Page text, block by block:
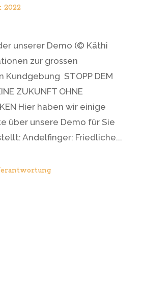
2022
unserer Demo (© Käthi
zur grossen
Kundgebung STOPP DEM
ZUKUNFT OHNE
Hier haben wir einige
über unsere Demo für Sie
Andelfinger: Friedliche...